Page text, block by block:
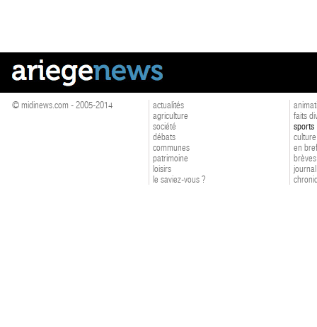
© midinews.com - 2005-2014
actualités
agriculture
société
débats
communes
patrimoine
loisirs
le saviez-vous ?
faits
sports
culture
en bref
brèves